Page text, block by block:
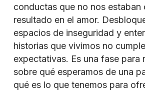
conductas que no nos estaban
resultado en el amor.
espacios de inseguridad y
historias que vivimos no
expectativas. Es una fase para
sobre qué esperamos de una
qué es lo que tenemos para